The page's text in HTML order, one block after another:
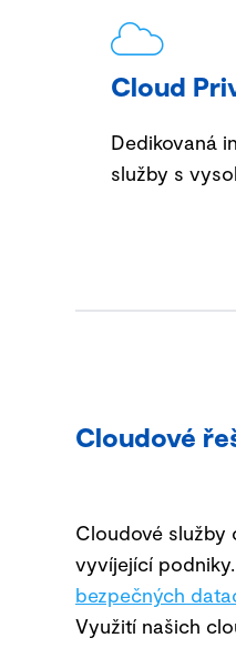
Cloud
Dedikovaná
služby s
Cloudové
Cloudové služby
vyvíjející
bezpečných
Využití našich